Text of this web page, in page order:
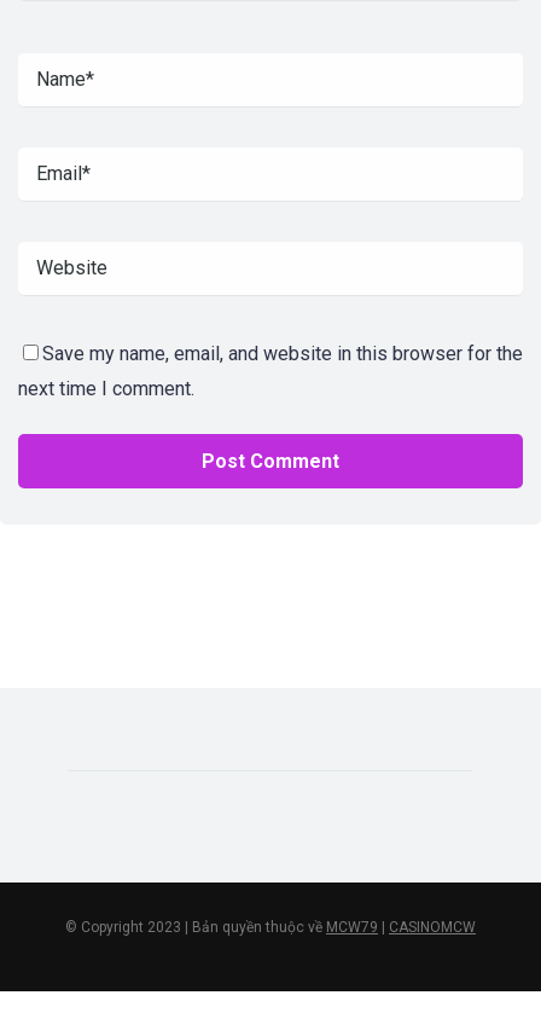
Save my name, email, and website in this browser for the
next time I comment.
© Copyright 2023 | Bản quyền thuộc về MCW79 | CASINOMCW